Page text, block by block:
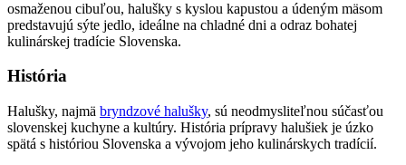
osmaženou cibuľou, halušky s kyslou kapustou a údeným mäsom
predstavujú sýte jedlo, ideálne na chladné dni a odraz bohatej
kulinárskej tradície Slovenska.
História
Halušky, najmä bryndzové halušky, sú neodmysliteľnou súčasťou
slovenskej kuchyne a kultúry. História prípravy halušiek je úzko
spätá s históriou Slovenska a vývojom jeho kulinárskych tradícií.